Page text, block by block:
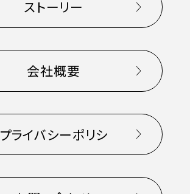
ストーリー
会社概要
プライバシーポリシ